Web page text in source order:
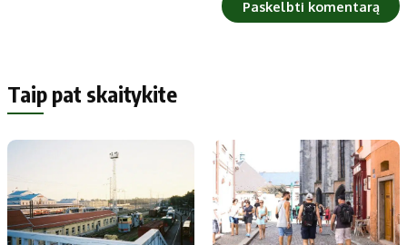
Taip pat skaitykite